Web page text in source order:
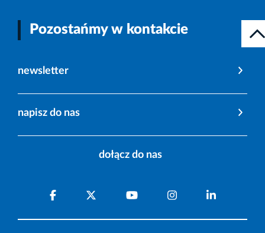
Pozostańmy w kontakcie
newsletter
napisz do nas
dołącz do nas